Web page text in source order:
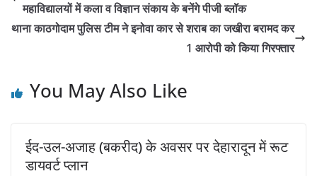
महाविद्यालयों में कला व विज्ञान संकाय के बनेंगे पीजी ब्लॉक
थाना काठगोदाम पुलिस टीम ने इनोवा कार से शराब का जखीरा बरामद कर
1 आरोपी को किया गिरफ्तार
You May Also Like
ईद-उल-अजाह (बकरीद) के अवसर पर देहारादून में रूट
डायवर्ट प्लान